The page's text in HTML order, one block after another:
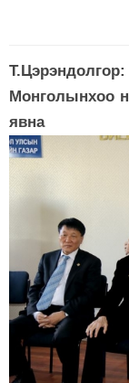
Монголынхоо
явна